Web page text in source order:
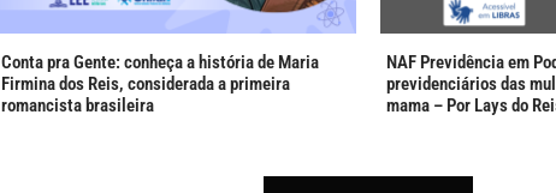
Conta pra Gente: conheça a história de Maria
Firmina dos Reis, considerada a primeira
romancista brasileira
NAF Previdência em
previdenciários das
mama – Por Lays do